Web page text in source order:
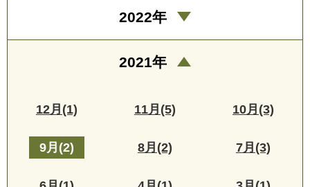
2022年
2021年
12月(1) 11月(5) 10月(3)
9月(2) 8月(2) 7月(3)